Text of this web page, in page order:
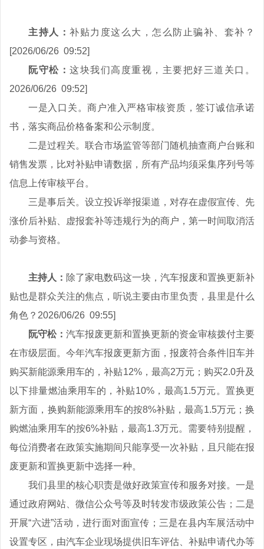
主持人：补贴力度这么大，怎么防止骗补、套补？
[2026/06/26 09:52]
阮守松：这块我们高度重视，主要把好三道关口。
2026/06/26 09:52]
一是入口关。商户准入严格审核资质，签订诚信承诺
书，落实商品价格备案和公示制度。
二是过程关。联合市场监管等部门随机抽查商户台账和
销售发票，比对补贴申请数据，所有产品均须采集序列号等
信息上传审核平台。
三是事后关。设立投诉举报渠道，对存在虚假宣传、先
涨价后补贴、虚报套补等违规行为的商户，第一时间取消活
动参与资格。
主持人： 除了家电数码这一块，汽车报废和置换更新补
贴也是群众关注的焦点，听说主要由市里负责，县里是什么
角色？2026/06/26 09:55]
阮守松： 汽车报废更新和置换更新的资金审核拨付主要
在市级层面。今年汽车报废更新方面，报废符合条件旧车并
购买新能源乘用车的，补贴12%，最高2万元；购买2.0升及
以下排量燃油乘用车的，补贴10%，最高1.5万元。置换更
新方面，换购新能源乘用车的按8%补贴，最高1.5万元；换
购燃油乘用车的按6%补贴，最高1.3万元。需要特别提醒，
每位消费者在政策实施期间只能享受一次补贴，且只能在报
废更新和置换更新中选择一种。
我们县里的核心职责是做好政策宣传和服务对接。一是
通过政府网站、微信公众号等及时转发市级政策公告；二是
开展“六进”活动，进行面对面宣传；三是在县内车展活动中
设置专区，由汽车企业现场提供旧车评估、补贴申请代办等